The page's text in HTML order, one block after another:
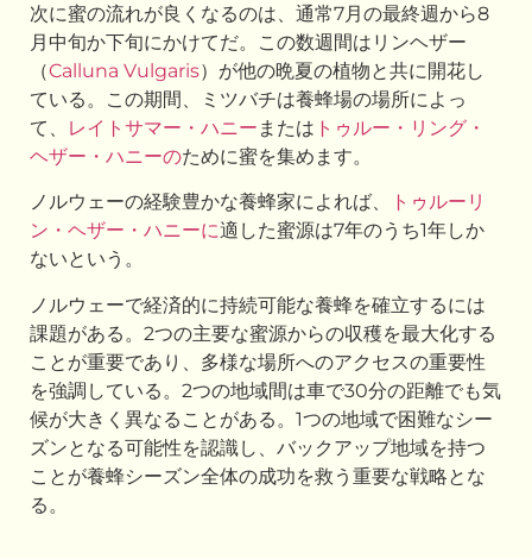
次に蜜の流れが良くなるのは、通常7月の最終週から8
月中旬か下旬にかけてだ。この数週間はリンヘザー
（Calluna Vulgaris）が他の晩夏の植物と共に開花し
ている。この期間、ミツバチは養蜂場の場所によっ
て、
レイトサマー・ハニー または トゥルー・リング・
ヘザー・ハニーのために蜜を集めます。
ノルウェーの経験豊かな養蜂家によれば、
トゥルーリ
ン・ヘザー・ハニーに適した蜜源は7年のうち1年しか
ないという。
ノルウェーで経済的に持続可能な養蜂を確立するには
課題がある。2つの主要な蜜源からの収穫を最大化する
ことが重要であり、多様な場所へのアクセスの重要性
を強調している。2つの地域間は車で30分の距離でも気
候が大きく異なることがある。1つの地域で困難なシー
ズンとなる可能性を認識し、バックアップ地域を持つ
ことが養蜂シーズン全体の成功を救う重要な戦略とな
る。